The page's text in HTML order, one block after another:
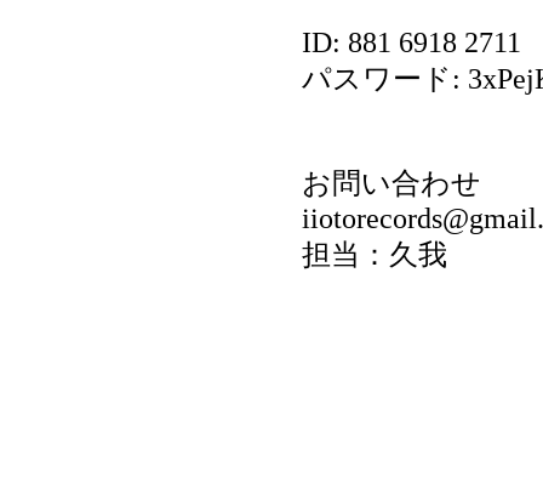
ID: 881 6918 2711
パスワード:
お問い合わせ
担当：久我